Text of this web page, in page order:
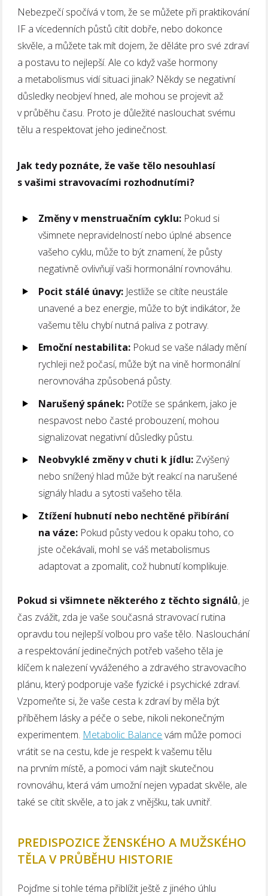
Nebezpečí spočívá v tom, že se můžete při praktikování
IF a vícedenních půstů cítit dobře, nebo dokonce
skvěle, a můžete tak mít dojem, že děláte pro své zdraví
a postavu to nejlepší. Ale co když vaše hormony
a metabolismus vidí situaci jinak? Někdy se negativní
důsledky neobjeví hned, ale mohou se projevit až
v průběhu času. Proto je důležité naslouchat svému
tělu a respektovat jeho jedinečnost.
Jak tedy poznáte, že vaše tělo nesouhlasí
s vašimi stravovacími rozhodnutími?
Změny v menstruačním cyklu: Pokud si
všimnete nepravidelností nebo úplné absence
vašeho cyklu, může to být znamení, že půsty
negativně ovlivňují vaši hormonální rovnováhu.
Pocit stálé únavy: Jestliže se cítíte neustále
unavené a bez energie, může to být indikátor, že
vašemu tělu chybí nutná paliva z potravy.
Emoční nestabilita: Pokud se vaše nálady mění
rychleji než počasí, může být na vině hormonální
nerovnováha způsobená půsty.
Narušený spánek: Potíže se spánkem, jako je
nespavost nebo časté probouzení, mohou
signalizovat negativní důsledky půstu.
Neobvyklé změny v chuti k jídlu: Zvýšený
nebo snížený hlad může být reakcí na narušené
signály hladu a sytosti vašeho těla.
Ztížení hubnutí nebo nechtěné přibírání
na váze: Pokud půsty vedou k opaku toho, co
jste očekávali, mohl se váš metabolismus
adaptovat a zpomalit, což hubnutí komplikuje.
Pokud si všimnete některého z těchto signálů, je
čas zvážit, zda je vaše současná stravovací rutina
opravdu tou nejlepší volbou pro vaše tělo. Naslouchání
a respektování jedinečných potřeb vašeho těla je
klíčem k nalezení vyváženého a zdravého stravovacího
plánu, který podporuje vaše fyzické i psychické zdraví.
Vzpomeňte si, že vaše cesta k zdraví by měla být
příběhem lásky a péče o sebe, nikoli nekonečným
experimentem. Metabolic Balance vám může pomoci
vrátit se na cestu, kde je respekt k vašemu tělu
na prvním místě, a pomoci vám najít skutečnou
rovnováhu, která vám umožní nejen vypadat skvěle, ale
také se cítit skvěle, a to jak z vnějšku, tak uvnitř.
PREDISPOZICE ŽENSKÉHO A MUŽSKÉHO
TĚLA V PRŮBĚHU HISTORIE
Pojďme si tohle téma přiblížit ještě z jiného úhlu